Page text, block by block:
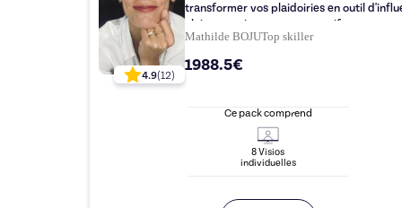
4.9(12)
transformer vos plaidoiries en outil
clair, convaincant et persuasif
Mathilde BOJUTop skiller
1988.5€
Ce pack comprend
8Visios
individuelles